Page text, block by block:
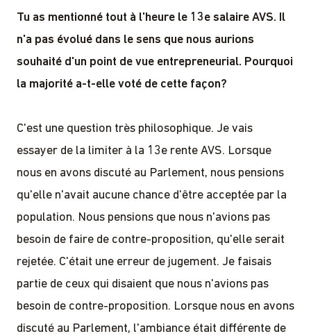
Tu as mentionné tout à l'heure le 13e salaire AVS. Il
n'a pas évolué dans le sens que nous aurions
souhaité d'un point de vue entrepreneurial. Pourquoi
la majorité a-t-elle voté de cette façon?
C'est une question très philosophique. Je vais
essayer de la limiter à la 13e rente AVS. Lorsque
nous en avons discuté au Parlement, nous pensions
qu'elle n'avait aucune chance d'être acceptée par la
population. Nous pensions que nous n'avions pas
besoin de faire de contre-proposition, qu'elle serait
rejetée. C'était une erreur de jugement. Je faisais
partie de ceux qui disaient que nous n'avions pas
besoin de contre-proposition. Lorsque nous en avons
discuté au Parlement, l'ambiance était différente de